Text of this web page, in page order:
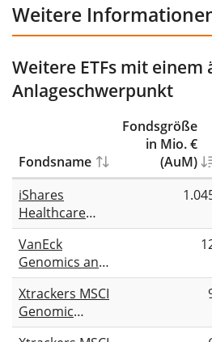
Weitere
Weitere ETFs mit einem
Anlageschwerpunkt
Fondsname
Fondsgröße
in Mio. €
(AuM)
iShares
Healthcare
Innovation
UCITS ETF
VanEck
Genomics and
Healthcare
Innovators
UCITS ETF A
Xtrackers MSCI
Genomic
Healthcare